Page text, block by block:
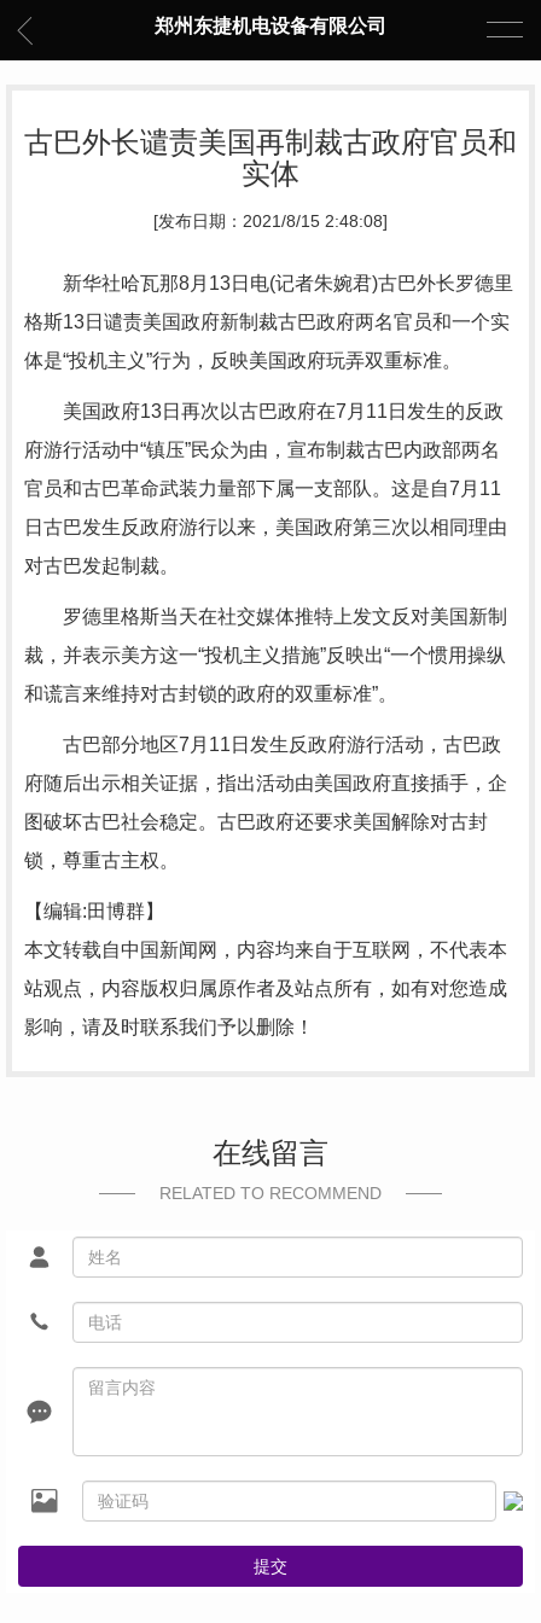
郑州东捷机电设备有限公司
古巴外长谴责美国再制裁古政府官员和
实体
[发布日期：2021/8/15 2:48:08]
新华社哈瓦那8月13日电(记者朱婉君)古巴外长罗德里
格斯13日谴责美国政府新制裁古巴政府两名官员和一个实
体是“投机主义”行为，反映美国政府玩弄双重标准。
美国政府13日再次以古巴政府在7月11日发生的反政
府游行活动中“镇压”民众为由，宣布制裁古巴内政部两名
官员和古巴革命武装力量部下属一支部队。这是自7月11
日古巴发生反政府游行以来，美国政府第三次以相同理由
对古巴发起制裁。
罗德里格斯当天在社交媒体推特上发文反对美国新制
裁，并表示美方这一“投机主义措施”反映出“一个惯用操纵
和谎言来维持对古封锁的政府的双重标准”。
古巴部分地区7月11日发生反政府游行活动，古巴政
府随后出示相关证据，指出活动由美国政府直接插手，企
图破坏古巴社会稳定。古巴政府还要求美国解除对古封
锁，尊重古主权。
【编辑:田博群】
本文转载自中国新闻网，内容均来自于互联网，不代表本
站观点，内容版权归属原作者及站点所有，如有对您造成
影响，请及时联系我们予以删除！
在线留言
RELATED TO RECOMMEND
提交